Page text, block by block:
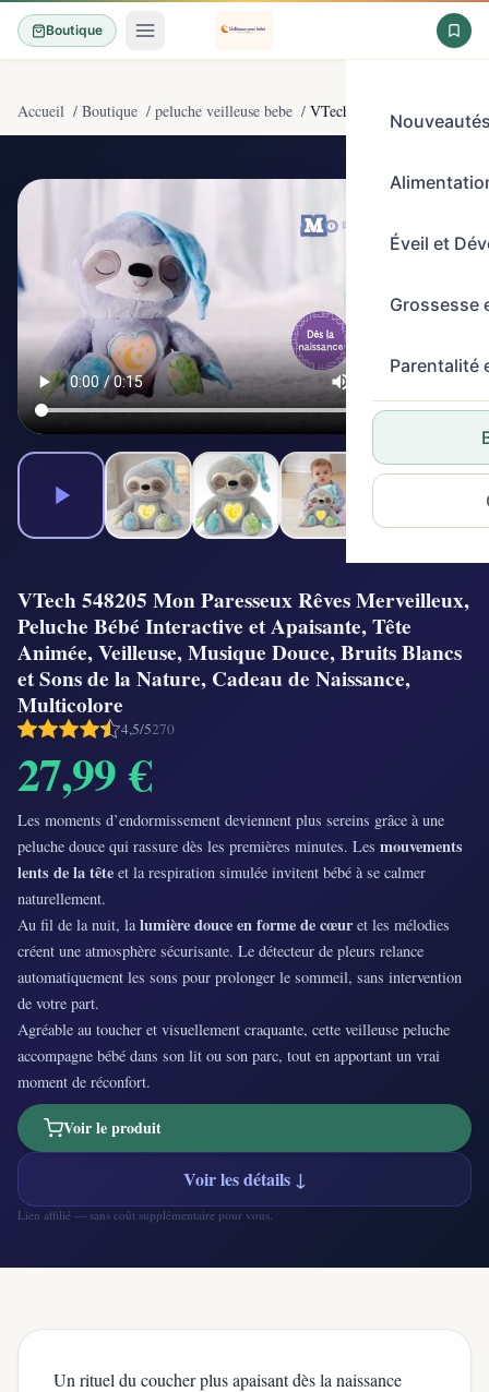
Boutique
Éveil et
Grossesse
Parentalité
Accueil / Boutique / peluche veilleuse bebe / VTech 548205 Mon
VTech 548205 Mon Paresseux Rêves Merveilleux,
Peluche Bébé Interactive et Apaisante, Tête
Animée, Veilleuse, Musique Douce, Bruits Blancs
et Sons de la Nature, Cadeau de Naissance,
Multicolore
4,5/5270
27,99 €
Les moments d’endormissement deviennent plus sereins grâce à une
peluche douce qui rassure dès les premières minutes. Les mouvements
lents de la tête et la respiration simulée invitent bébé à se calmer
naturellement.
Au fil de la nuit, lalumière douce en forme de cœur et les mélodies
créent une atmosphère sécurisante. Le détecteur de pleurs relance
automatiquement les sons pour prolonger le sommeil, sans intervention
de votre part.
Agréable au toucher et visuellement craquante, cette veilleuse peluche
accompagne bébé dans son lit ou son parc, tout en apportant un vrai
moment de réconfort.
Voir le produit
Voir les détails ↓
Lien affilié — sans coût supplémentaire pour vous.
Un rituel du coucher plus apaisant dès la naissance